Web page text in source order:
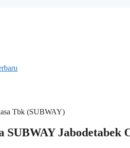
SUBWAY Jabodetabek